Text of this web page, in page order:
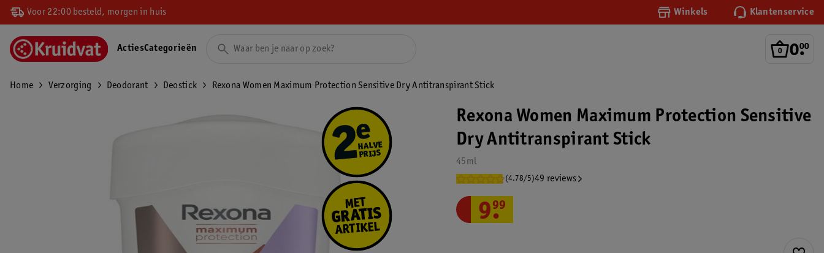
Voor 22:00 besteld, morgen in huis Winkels Klantenservice
0.
00
ActiesCategorieën
Home Verzorging Deodorant Deostick Rexona Women Maximum Protection Sensitive Dry Antitranspirant Stick
Rexona Women Maximum Protection Sensitive
Dry Antitranspirant Stick
45ml
(4.78/5)49 reviews
9.
99